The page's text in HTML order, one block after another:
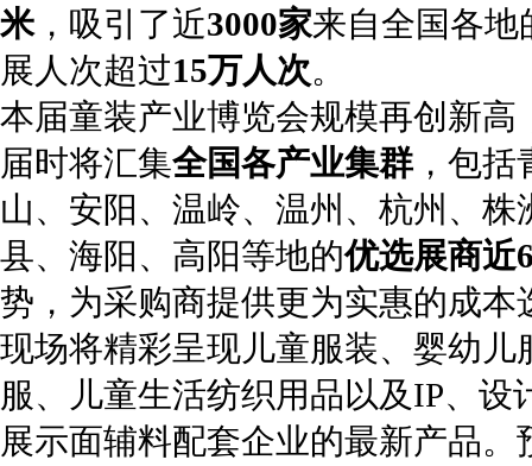
米，吸引了近3000家来自全国各地
展人次超过15万人次。
本届童装产业博览会规模再创新高
届时将汇集全国各产业集群 ，包
山、安阳、温岭、温州、杭州、
县、海阳、高阳等地的优选展商近
势，为采购商提供更为实惠的成本
现场将精彩呈现儿童服装、婴幼
服、儿童生活纺织用品以及IP、
展示面辅料配套企业的最新产品。